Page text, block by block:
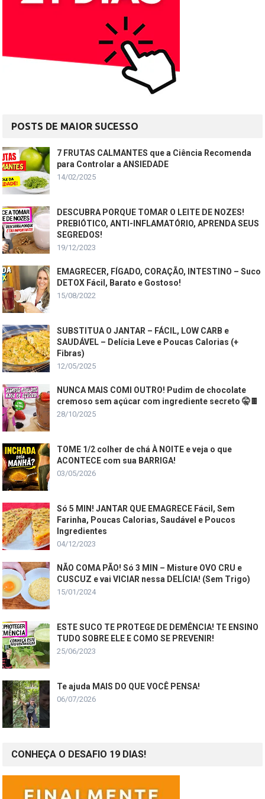
POSTS DE MAIOR SUCESSO
7 FRUTAS CALMANTES que a Ciência Recomenda
para Controlar a ANSIEDADE
14/02/2025
DESCUBRA PORQUE TOMAR O LEITE DE NOZES!
PREBIÓTICO, ANTI-INFLAMATÓRIO, APRENDA SEUS
SEGREDOS!
19/12/2023
EMAGRECER, FÍGADO, CORAÇÃO, INTESTINO – Suco
DETOX Fácil, Barato e Gostoso!
15/08/2022
SUBSTITUA O JANTAR – FÁCIL, LOW CARB e
SAUDÁVEL – Delícia Leve e Poucas Calorias (+
Fibras)
12/05/2025
NUNCA MAIS COMI OUTRO! Pudim de chocolate
cremoso sem açúcar com ingrediente secreto 🤫🍫
28/10/2025
TOME 1/2 colher de chá À NOITE e veja o que
ACONTECE com sua BARRIGA!
03/05/2026
Só 5 MIN! JANTAR QUE EMAGRECE Fácil, Sem
Farinha, Poucas Calorias, Saudável e Poucos
Ingredientes
04/12/2023
NÃO COMA PÃO! Só 3 MIN – Misture OVO CRU e
CUSCUZ e vai VICIAR nessa DELÍCIA! (Sem Trigo)
15/01/2024
ESTE SUCO TE PROTEGE DE DEMÊNCIA! TE ENSINO
TUDO SOBRE ELE E COMO SE PREVENIR!
25/06/2023
Te ajuda MAIS DO QUE VOCÊ PENSA!
06/07/2026
CONHEÇA O DESAFIO 19 DIAS!